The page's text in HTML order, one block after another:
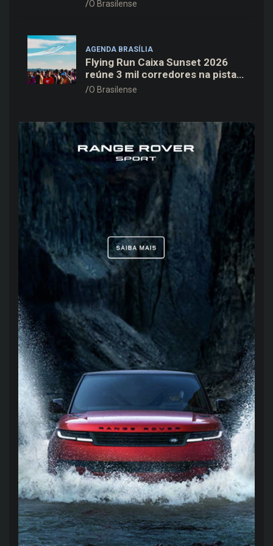
O Brasilense
AGENDA BRASÍLIA
Flying Run Caixa Sunset 2026
reúne 3 mil corredores na pista
do Aeroporto de Brasília neste
O Brasilense